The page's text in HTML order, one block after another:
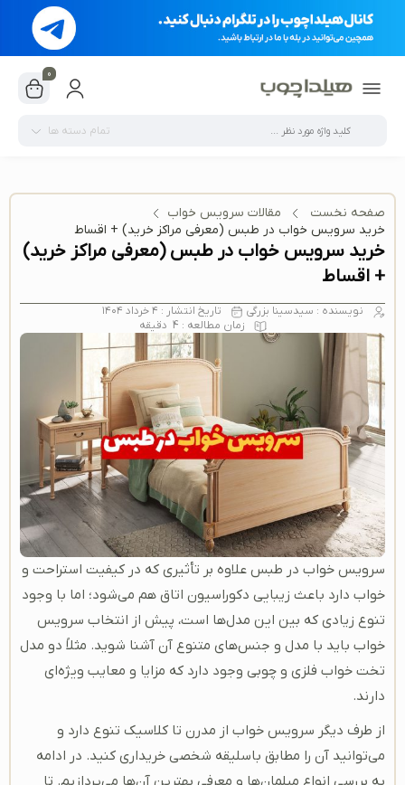
0
تمام دسته ها
صفحه نخست
مقالات سرویس خواب
خرید سرویس خواب در طبس (معرفی مراکز خرید) + اقساط
خرید سرویس خواب در طبس (معرفی مراکز خرید)
+ اقساط
زمان مطالعه : 4 دقیقه
تاریخ انتشار : ۴ خرداد ۱۴۰۴ نویسنده : سیدسینا بزرگی
سرویس خواب در طبس علاوه بر تأثیری که در کیفیت استراحت و
خواب دارد باعث زیبایی دکوراسیون اتاق هم می‌شود؛ اما با وجود
تنوع زیادی که بین این مدل‌ها است، پیش از انتخاب سرویس
خواب باید با مدل‌ و جنس‌های متنوع آن آشنا شوید. مثلاً دو مدل
تخت خواب فلزی و چوبی وجود دارد که مزایا و معایب ویژه‌ای
دارند.
از طرف دیگر سرویس خواب از مدرن تا کلاسیک تنوع دارد و
می‌توانید آن را مطابق باسلیقه شخصی خریداری کنید. در ادامه